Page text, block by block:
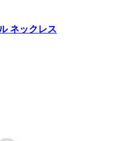
ネックレス